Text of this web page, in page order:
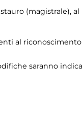
(magistrale),
al
saranno